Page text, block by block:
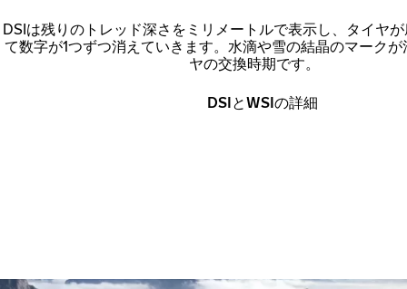
DSIは残りのトレッド深さをミリメートルで表示し、タイヤ
て数字が1つずつ消えていきます。水滴や雪の結晶のマーク
ヤの交換時期です。
DSIとWSIの詳細